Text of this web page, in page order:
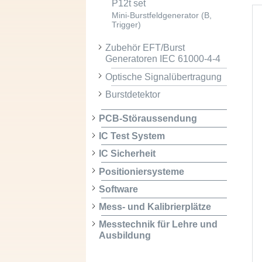
P12t set
Mini-Burstfeldgenerator (B,
Trigger)
Zubehör EFT/Burst
Generatoren IEC 61000-4-4
Optische Signalübertragung
Burstdetektor
PCB-Störaussendung
IC Test System
IC Sicherheit
Positioniersysteme
Software
Mess- und Kalibrierplätze
Messtechnik für Lehre und
Ausbildung